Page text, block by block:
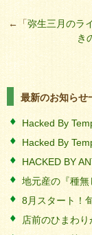
←「弥生三月のラ
き
最新のお知らせ
Hacked By
Hacked By
HACKED BY
地元産の『種無
8月スタート！
店前のひまわ